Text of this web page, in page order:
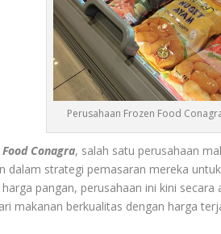
Perusahaan Frozen Food
Conagra, salah satu perusahaan
dalam strategi pemasaran mereka
pangan, perusahaan ini kini
makanan berkualitas dengan harga